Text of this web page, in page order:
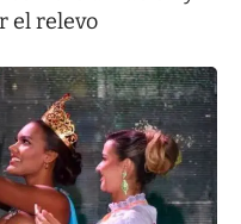
el relevo